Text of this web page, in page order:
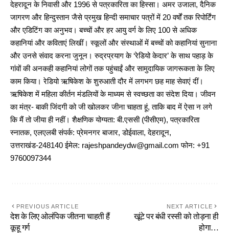
देहरादून के निवासी और 1996 से पत्रकारिता का हिस्सा। अमर उजाला, दैनिक
जागरण और हिन्दुस्तान जैसे प्रमुख हिन्दी समाचार पत्रों में 20 वर्षों तक रिपोर्टिंग
और एडिटिंग का अनुभव। बच्चों और हर आयु वर्ग के लिए 100 से अधिक
कहानियां और कविताएं लिखीं। स्कूलों और संस्थाओं में बच्चों को कहानियां सुनाना
और उनसे संवाद करना जुनून। रुद्रप्रयाग के ‘रेडियो केदार’ के साथ पहाड़ के
गांवों की अनकही कहानियां लोगों तक पहुंचाईं और सामुदायिक जागरूकता के लिए
काम किया। रेडियो ऋषिकेश के शुरुआती दौर में लगभग छह माह सेवाएं दीं।
ऋषिकेश में महिला कीर्तन मंडलियों के माध्यम से स्वच्छता का संदेश दिया। जीवन
का मंत्र- बाकी जिंदगी को जी खोलकर जीना चाहता हूं, ताकि बाद में ऐसा न लगे
कि मैं तो जीया ही नहीं। शैक्षणिक योग्यता: बी.एससी (पीसीएम), पत्रकारिता
स्नातक, एलएलबी संपर्क: प्रेमनगर बाजार, डोईवाला, देहरादून,
उत्तराखंड-248140 ईमेल: rajeshpandeydw@gmail.com फोन: +91
9760097344
PREVIOUS ARTICLE
देश के लिए ओलंपिक जीतना चाहती हैं
कूहू गर्ग
NEXT ARTICLE
खूंटे पर बंधी रस्सी को तोड़ना ही
होगा…